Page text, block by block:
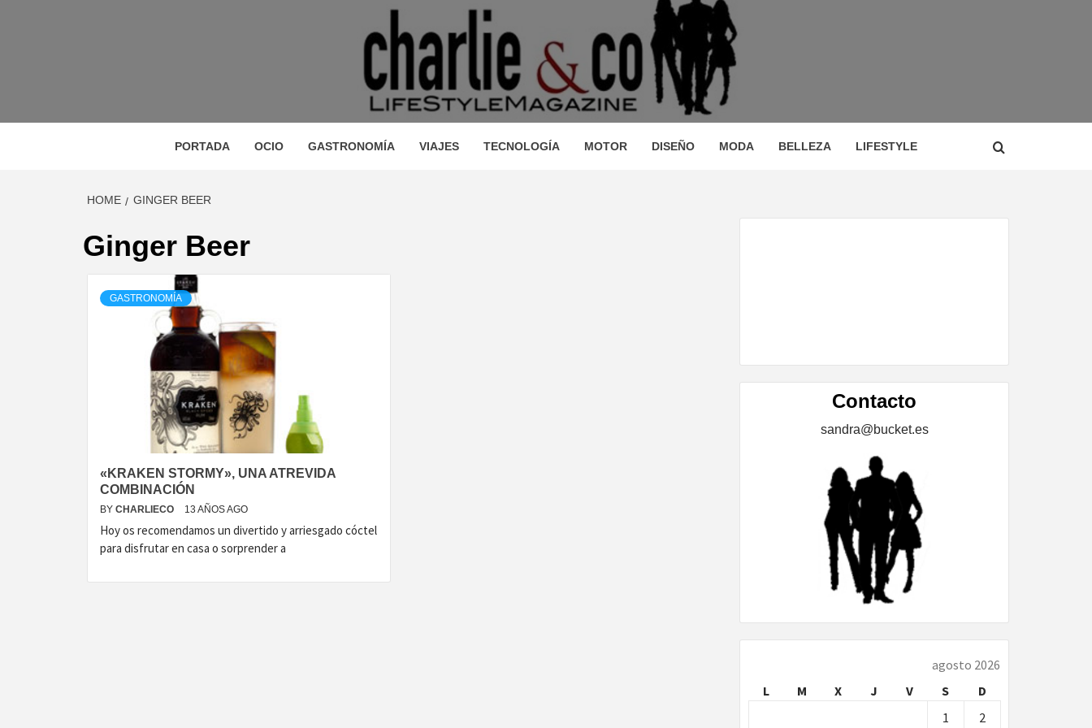
MAGAZINE DE
BELLEZA, OCIO,
VIAJES, MOTOR,
TECNOLOGÍA,
DISEÑO…
MAGAZINE DE GASTRONOMÍA, BELLEZA, OCIO, VIAJES, MOTOR, TECNOLOGÍA, DISEÑO…
PORTADA OCIO GASTRONOMÍA VIAJES TECNOLOGÍA MOTOR DISEÑO MODA BELLEZA LIFESTYLE
HOME GINGER BEER
Ginger Beer
GASTRONOMÍA
«KRAKEN STORMY», UNA ATREVIDA
COMBINACIÓN
BY CHARLIECO 13 AÑOS AGO
Hoy os recomendamos un divertido y arriesgado cóctel
para disfrutar en casa o sorprender a
Contacto
sandra@bucket.es
agosto 2026
L
M X J V S
D
1
2